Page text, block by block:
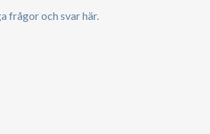
frågor och svar här.